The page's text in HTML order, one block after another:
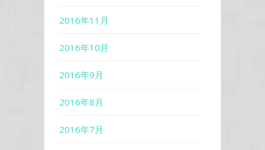
2016年11月
2016年10月
2016年9月
2016年8月
2016年7月